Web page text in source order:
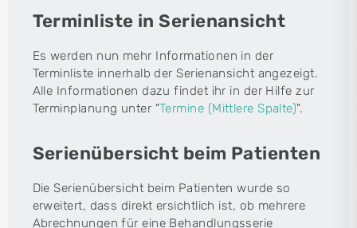
Terminliste in Serienansicht
Es werden nun mehr Informationen in der
Terminliste innerhalb der Serienansicht angezeigt.
Alle Informationen dazu findet ihr in der Hilfe zur
Terminplanung unter "Termine (Mittlere Spalte)".
Serienübersicht beim Patienten
Die Serienübersicht beim Patienten wurde so
erweitert, dass direkt ersichtlich ist, ob mehrere
Abrechnungen für eine Behandlungsserie